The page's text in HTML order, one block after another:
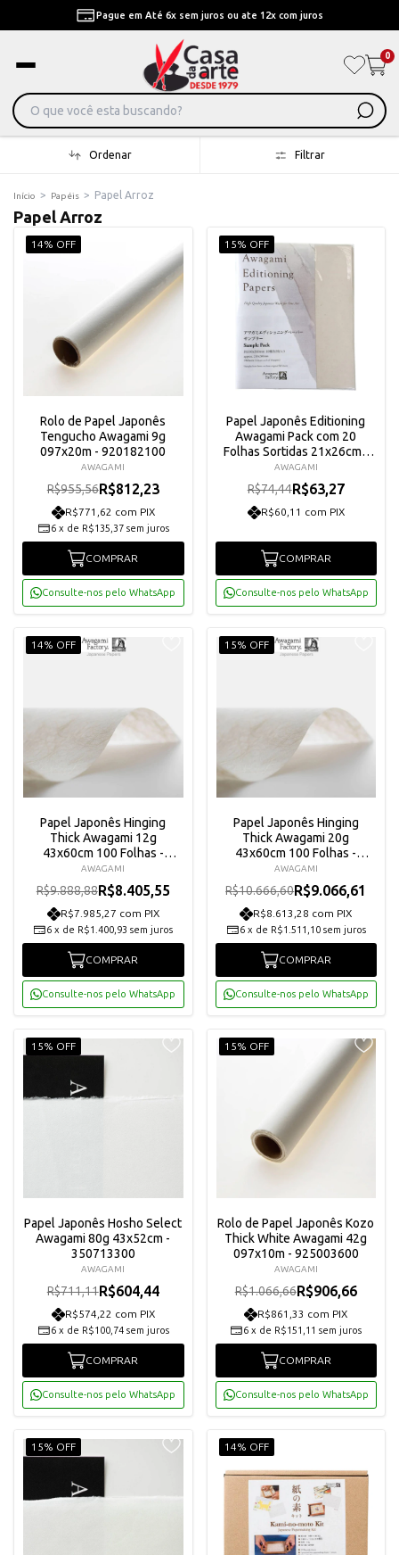
Pague em Até 6x sem juros ou ate 12x com juros
0
Ordenar Filtrar
Início > Papéis > Papel Arroz
Papel Arroz
14% OFF
Rolo de Papel Japonês
Tengucho Awagami 9g
097x20m - 920182100
AWAGAMI
R$955,56R$812,23
R$771,62 com PIX
6 x de R$135,37 sem juros
COMPRAR
Consulte-nos pelo WhatsApp
15% OFF
Papel Japonês Editioning
Awagami Pack com 20
Folhas Sortidas 21x26cm -
8990176
AWAGAMI
R$74,44R$63,27
R$60,11 com PIX
COMPRAR
Consulte-nos pelo WhatsApp
14% OFF
Papel Japonês Hinging
Thick Awagami 12g
43x60cm 100 Folhas -
190102000
AWAGAMI
R$9.888,88R$8.405,55
R$7.985,27 com PIX
6 x de R$1.400,93 sem juros
COMPRAR
Consulte-nos pelo WhatsApp
15% OFF
Papel Japonês Hinging
Thick Awagami 20g
43x60cm 100 Folhas -
190101000
AWAGAMI
R$10.666,60R$9.066,61
R$8.613,28 com PIX
6 x de R$1.511,10 sem juros
COMPRAR
Consulte-nos pelo WhatsApp
15% OFF
Papel Japonês Hosho Select
Awagami 80g 43x52cm -
350713300
AWAGAMI
R$711,11R$604,44
R$574,22 com PIX
6 x de R$100,74 sem juros
COMPRAR
Consulte-nos pelo WhatsApp
15% OFF
Rolo de Papel Japonês Kozo
Thick White Awagami 42g
097x10m - 925003600
AWAGAMI
R$1.066,66R$906,66
R$861,33 com PIX
6 x de R$151,11 sem juros
COMPRAR
Consulte-nos pelo WhatsApp
15% OFF 14% OFF